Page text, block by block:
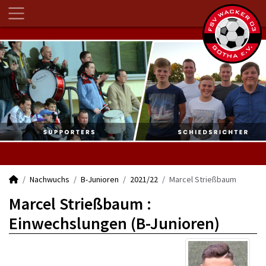
Nachwuchs B-Junioren 2021/22 Marcel Strießbaum
Marcel Strießbaum :
Einwechslungen (B-Junioren)